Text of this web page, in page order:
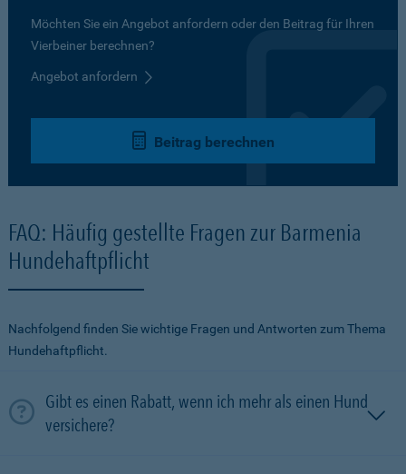
Möchten Sie ein Angebot anfordern oder den Beitrag für Ihren
Vierbeiner berechnen?
Angebot anfordern
Beitrag berechnen
FAQ: Häufig gestellte Fragen zur Barmenia
Hundehaftpflicht
Nachfolgend finden Sie wichtige Fragen und Antworten zum Thema
Hundehaftpflicht.
Gibt es einen Rabatt, wenn ich mehr als einen Hund
versichere?